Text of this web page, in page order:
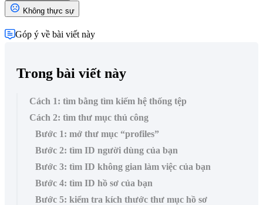
Không thực sự
Góp ý về bài viết này
Trong bài viết này
Cách 1: tìm bằng tìm kiếm hệ thống tệp
Cách 2: tìm thư mục thủ công
Bước 1: mở thư mục “profiles”
Bước 2: tìm ID người dùng của bạn
Bước 3: tìm ID không gian làm việc của bạn
Bước 4: tìm ID hồ sơ của bạn
Bước 5: kiểm tra kích thước thư mục hồ sơ